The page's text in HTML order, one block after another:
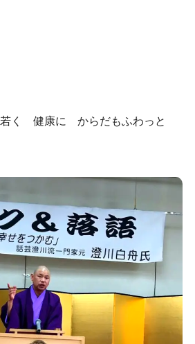
若く 健康に からだもふわっと